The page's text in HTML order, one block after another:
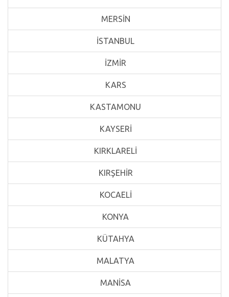
MERSİN
İSTANBUL
İZMİR
KARS
KASTAMONU
KAYSERİ
KIRKLARELİ
KIRŞEHİR
KOCAELİ
KONYA
KÜTAHYA
MALATYA
MANİSA